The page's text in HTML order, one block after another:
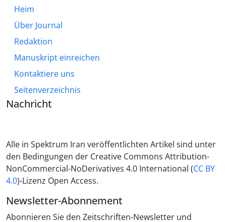
Heim
Über Journal
Redaktion
Manuskript einreichen
Kontaktiere uns
Seitenverzeichnis
Nachricht
Alle in Spektrum Iran veröffentlichten Artikel sind unter
den Bedingungen der Creative Commons Attribution-
NonCommercial-NoDerivatives 4.0 International (CC BY
4.0)-Lizenz Open Access.
Newsletter-Abonnement
Abonnieren Sie den Zeitschriften-Newsletter und